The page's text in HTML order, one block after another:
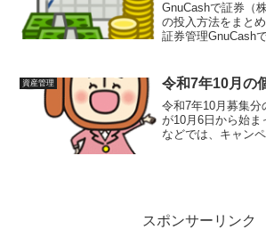
GnuCashで証券（
の投入方法をまと
証券管理GnuCash
まいますので、適
必要が...
資産管理 令和7年10月の
令和7年10月募集
が10月6日から始ま
などでは、キャン
スポンサーリンク